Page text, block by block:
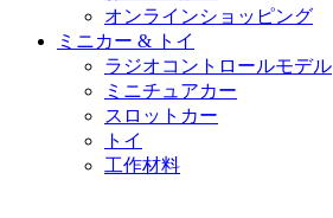
オンラインショッピング
ミニカー & トイ
ラジオコントロールモデル
ミニチュアカー
スロットカー
トイ
工作材料